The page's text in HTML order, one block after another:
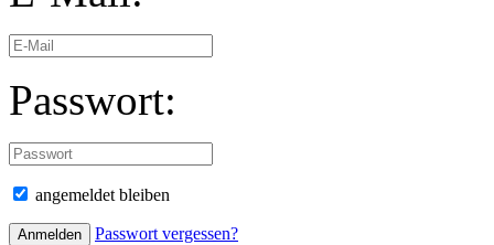
Passwort:
angemeldet bleiben
Passwort vergessen?